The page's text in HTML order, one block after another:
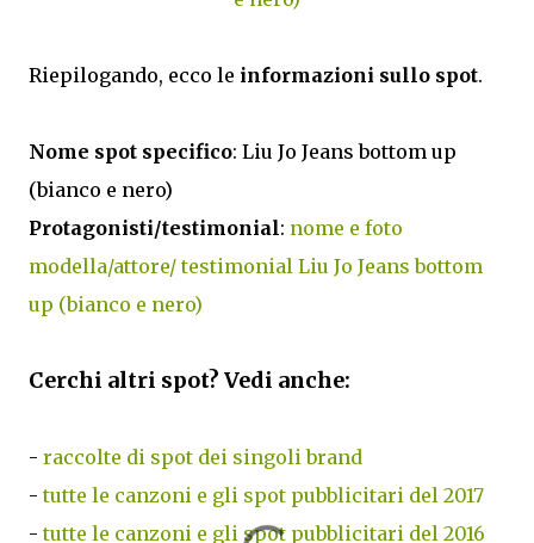
Riepilogando, ecco le informazioni sullo spot.
Nome spot specifico: Liu Jo Jeans bottom up
(bianco e nero)
Protagonisti/testimonial: nome e foto
modella/attore/ testimonial Liu Jo Jeans bottom
up (bianco e nero)
Cerchi altri spot? Vedi anche:
- raccolte di spot dei singoli brand
-tutte le canzoni e gli spot pubblicitari del 2017
-tutte le canzoni e gli spot pubblicitari del 2016